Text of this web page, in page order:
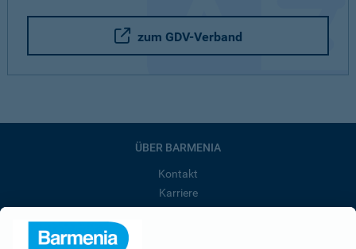
zum GDV-Verband
ÜBER BARMENIA
Kontakt
Karriere